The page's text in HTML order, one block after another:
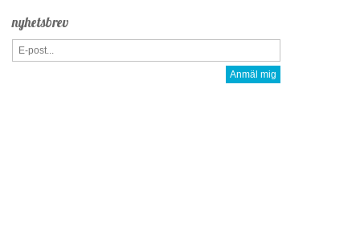
nyhetsbrev
Anmäl mig